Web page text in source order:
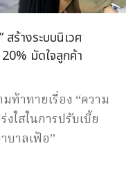
ร้างระบบนิเวศ
มัดใจลูกค้า
ท้าทายเรื่อง “ความ
งใสในการปรับเบี้ย
บาลเฟ้อ”